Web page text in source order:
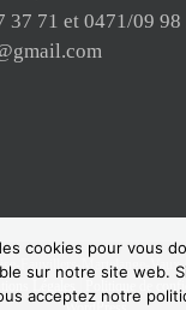
37 71 et 0471/09 98
Fauvillers-Martelange-Vaux-
cookies pour vous
sur notre site web.
acceptez notre